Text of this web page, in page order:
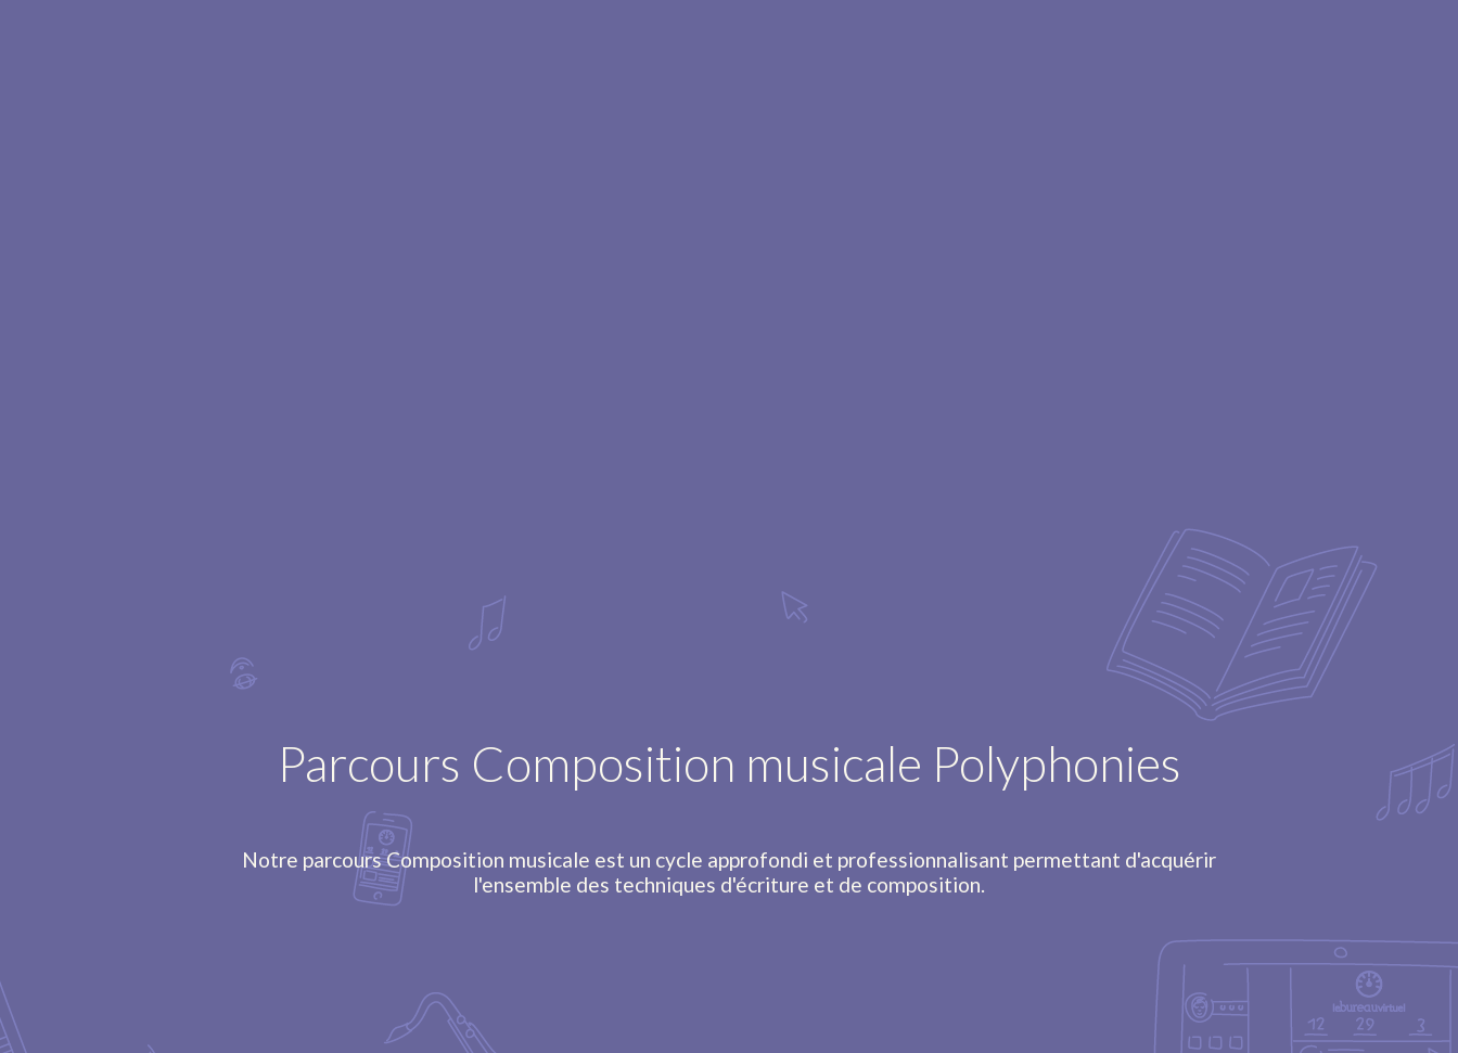
Parcours Composition musicale Polyphonies
Notre parcours Composition musicale est un cycle approfondi et professionnalisant permettant d'acquérir
l'ensemble des techniques d'écriture et de composition.